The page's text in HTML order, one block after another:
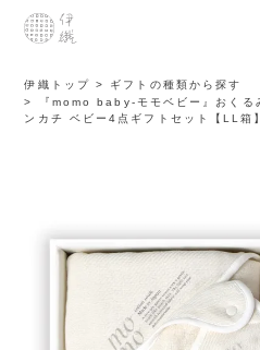
伊織トップ
ギフトの種類から探す
『momo baby-モモベビー』おくる
ンカチ ベビー4点ギフトセット【LL箱】